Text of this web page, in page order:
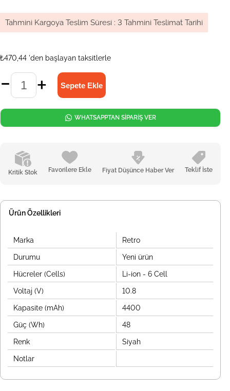
Tahmini Kargoya Teslim Süresi : 3 Tahmini Teslimat Tarihi
₺470,44 'den başlayan taksitlerle
Kritik Stok Favorilere Ekle Fiyat Düşünce Haber Ver Teklif İste
WHATSAPPTAN SİPARİŞ VER
Ürün Özellikleri
Marka Retro
Durumu Yeni ürün
Hücreler (Cells) Li-ion - 6 Cell
Voltaj (V) 10.8
Kapasite (mAh) 4400
Güç (Wh) 48
Renk Siyah
Notlar